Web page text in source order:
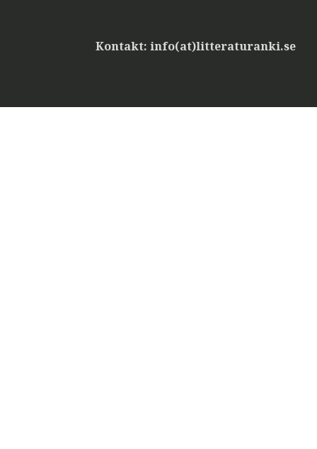
Kontakt: info(at)litteraturanki.se